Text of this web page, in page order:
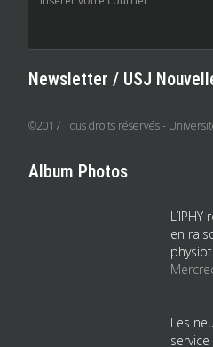
Newsletter / USJ
©2017 Tous droits réservés -
Album Photos
en
Les
service